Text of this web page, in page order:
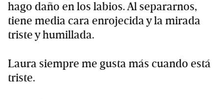
hago daño en los labios. Al separarnos,
tiene media cara enrojecida y la mirada
triste y humillada.
Laura siempre me gusta más cuando está
triste.